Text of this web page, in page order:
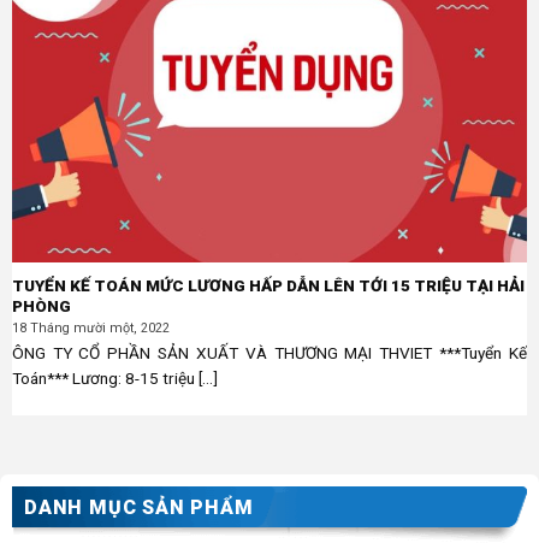
TUYỂN KẾ TOÁN MỨC LƯƠNG HẤP DẪN LÊN TỚI 15 TRIỆU TẠI HẢI
PHÒNG
18 Tháng mười một, 2022
ÔNG TY CỔ PHẦN SẢN XUẤT VÀ THƯƠNG MẠI THVIET ***Tuyển Kế
Toán*** Lương: 8-15 triệu [...]
DANH MỤC SẢN PHẨM